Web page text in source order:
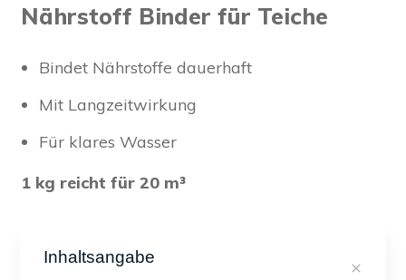
Nährstoff Binder für Teiche
Bindet Nährstoffe dauerhaft
Mit Langzeitwirkung
Für klares Wasser
1 kg reicht für 20 m³
Inhaltsangabe